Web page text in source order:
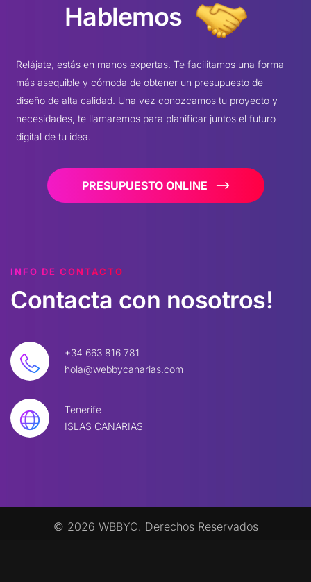
Hablemos
Relájate, estás en manos expertas. Te facilitamos una forma
más asequible y cómoda de obtener un presupuesto de
diseño de alta calidad. Una vez conozcamos tu proyecto y
necesidades, te llamaremos para planificar juntos el futuro
digital de tu idea.
PRESUPUESTO ONLINE
INFO DE CONTACTO
Contacta con nosotros!
+34 663 816 781
hola@webbycanarias.com
Tenerife
ISLAS CANARIAS
© 2026 WBBYC. Derechos Reservados